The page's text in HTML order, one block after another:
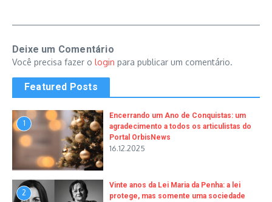
Deixe um Comentário
Você precisa fazer o login para publicar um comentário.
Featured Posts
1
Encerrando um Ano de Conquistas: um
agradecimento a todos os articulistas do
Portal OrbisNews
16.12.2025
2
Vinte anos da Lei Maria da Penha: a lei
protege, mas somente uma sociedade